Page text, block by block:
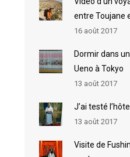
entre Toujane
16 août 2017
Dormir dans
Ueno à Tokyo
13 août 2017
J’ai testé
13 août 2017
Visite de